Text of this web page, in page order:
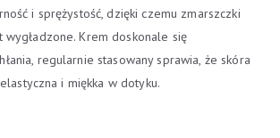
i sprężystość, dzięki czemu zmarszczki
wygładzone. Krem doskonale się
regularnie stasowany sprawia, że skóra
i miękka w dotyku.